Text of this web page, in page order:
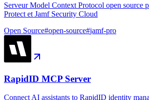
Serveur Model Context Protocol open source
Protect et Jamf Security Cloud
Open Source#open-source#jamf-pro
RapidID MCP Server
Connect AI assistants to RapidID identity